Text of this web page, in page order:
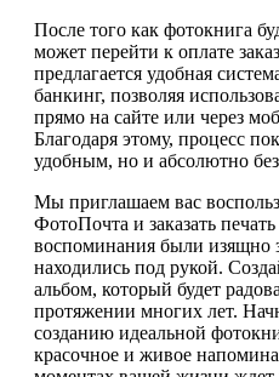
После того как фотокнига
может перейти к оплате
предлагается удобная
банкинг, позволяя
прямо на сайте или через
Благодаря этому, процесс
удобным, но и абсолютно
Мы приглашаем вас
ФотоПочта и заказать
воспоминания были изящно
находились под рукой.
альбом, который будет
протяжении многих лет.
созданию идеальной
красочное и живое